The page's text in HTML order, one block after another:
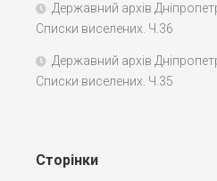
Державний архів
Списки виселених. Ч.36
Державний архів
Списки виселених. Ч.35
Сторінки